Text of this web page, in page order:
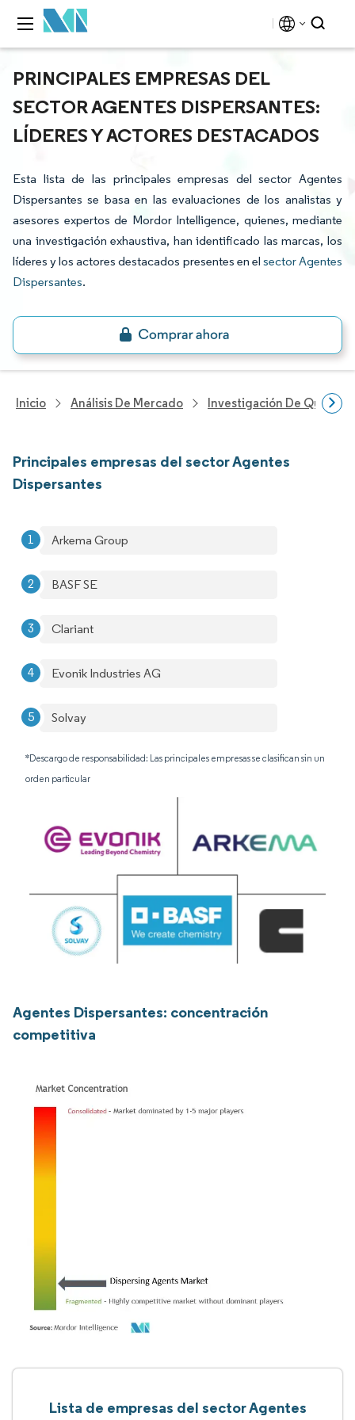
PRINCIPALES EMPRESAS DEL
SECTOR AGENTES DISPERSANTES:
LÍDERES Y ACTORES DESTACADOS
Esta lista de las principales empresas del sector Agentes
Dispersantes se basa en las evaluaciones de los analistas y
asesores expertos de Mordor Intelligence, quienes, mediante
una investigación exhaustiva, han identificado las marcas, los
líderes y los actores destacados presentes en el sector Agentes
Dispersantes.
Inicio Análisis De Mercado Investigación De
Principales empresas del sector Agentes
Dispersantes
Arkema Group
BASF SE
Clariant
Evonik Industries AG
Solvay
*Descargo de responsabilidad: Las principales empresas se clasifican sin un
orden particular
Agentes Dispersantes: concentración
competitiva
Lista de empresas del sector Agentes